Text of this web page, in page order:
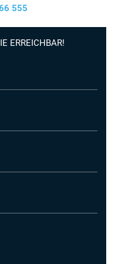
555
ERREICHBAR!